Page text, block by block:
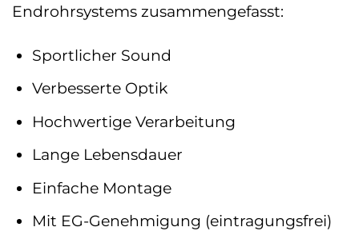
Endrohrsystems zusammengefasst:
Sportlicher Sound
Verbesserte Optik
Hochwertige Verarbeitung
Lange Lebensdauer
Einfache Montage
Mit EG-Genehmigung (eintragungsfrei)